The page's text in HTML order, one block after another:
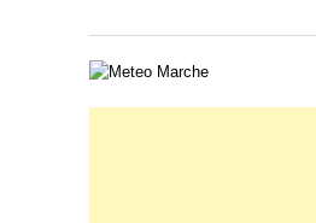
Carta meteorologica delle Marche